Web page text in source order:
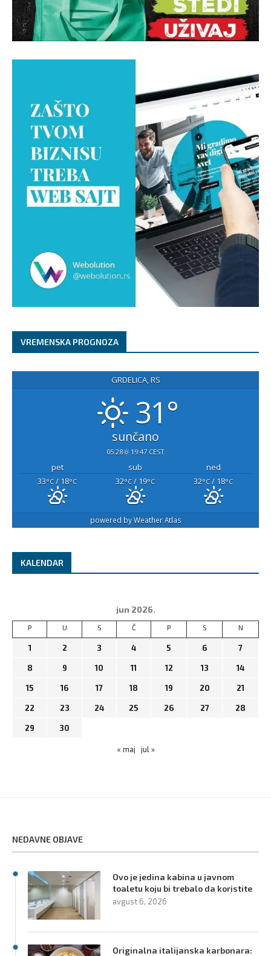
VREMENSKA PROGNOZA
GRDELICA, RS
31°
sunčano
05:28 19:47 CEST
pet sub
ned
33°C / 18°C 32°C / 19°C 32°C / 18°C
powered byWeather Atlas
KALENDAR
jun 2026.
P U S Č P S N
1 2 3 4 5 6 7
8 9 10 11 12 13 14
15 16 17 18 19 20 21
22 23 24 25 26 27 28
29 30
« maj jul »
NEDAVNE OBJAVE
Ovo je jedina kabina u javnom
toaletu koju bi trebalo da koristite
avgust 6, 2026
Originalna italijanska karbonara: